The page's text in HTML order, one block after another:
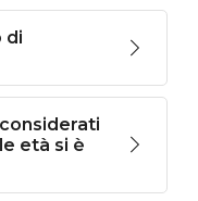
di
età si è